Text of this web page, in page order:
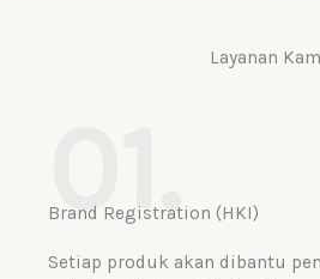
Layanan
01.
Brand Registration (HKI)
Setiap produk akan dibantu